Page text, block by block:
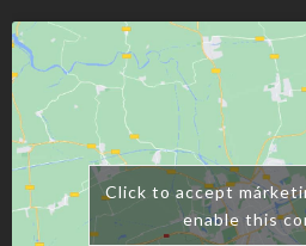
Click to accept
enable this